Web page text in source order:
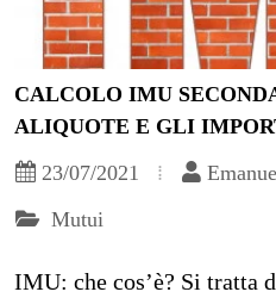
CALCOLO IMU
ALIQUOTE E GLI
23/07/2021
Mutui
IMU: che cos’è? Si tratta